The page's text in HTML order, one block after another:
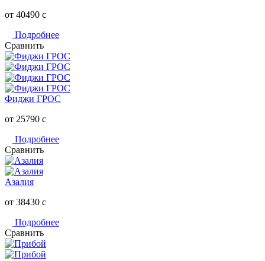
от 40490 c
Подробнее
Сравнить
Фиджи ГРОС
от 25790 c
Подробнее
Сравнить
Азалия
от 38430 c
Подробнее
Сравнить